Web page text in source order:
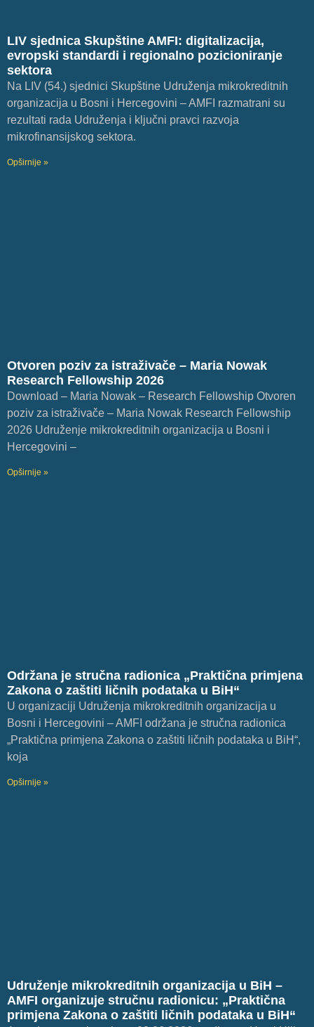
LIV sjednica Skupštine AMFI: digitalizacija,
evropski standardi i regionalno pozicioniranje
sektora
Na LIV (54.) sjednici Skupštine Udruženja mikrokreditnih
organizacija u Bosni i Hercegovini – AMFI razmatrani su
rezultati rada Udruženja i ključni pravci razvoja
mikrofinansijskog sektora.
Opširnije »
Otvoren poziv za istraživače – Maria Nowak
Research Fellowship 2026
Download – Maria Nowak – Research Fellowship Otvoren
poziv za istraživače – Maria Nowak Research Fellowship
2026 Udruženje mikrokreditnih organizacija u Bosni i
Hercegovini –
Opširnije »
Održana je stručna radionica „Praktična primjena
Zakona o zaštiti ličnih podataka u BiH“
U organizaciji Udruženja mikrokreditnih organizacija u
Bosni i Hercegovini – AMFI održana je stručna radionica
„Praktična primjena Zakona o zaštiti ličnih podataka u BiH“,
koja
Opširnije »
Udruženje mikrokreditnih organizacija u BiH –
AMFI organizuje stručnu radionicu: „Praktična
primjena Zakona o zaštiti ličnih podataka u BiH“